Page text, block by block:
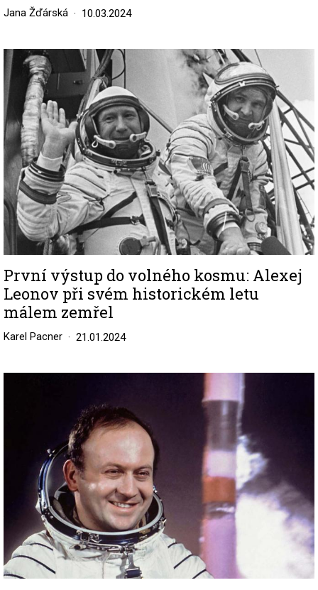
Jana Žďárská 10.03.2024
Image
První výstup do volného kosmu: Alexej
Leonov při svém historickém letu
málem zemřel
Karel Pacner 21.01.2024